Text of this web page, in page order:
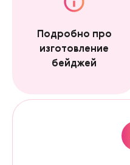
Подробно про
изготовление
бейджей